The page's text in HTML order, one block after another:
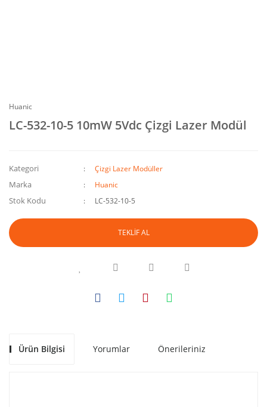
Huanic
LC-532-10-5 10mW 5Vdc Çizgi Lazer Modül
Kategori Çizgi Lazer Modüller
Marka Huanic
Stok Kodu LC-532-10-5
TEKLİF AL
Ürün Bilgisi Yorumlar Önerileriniz